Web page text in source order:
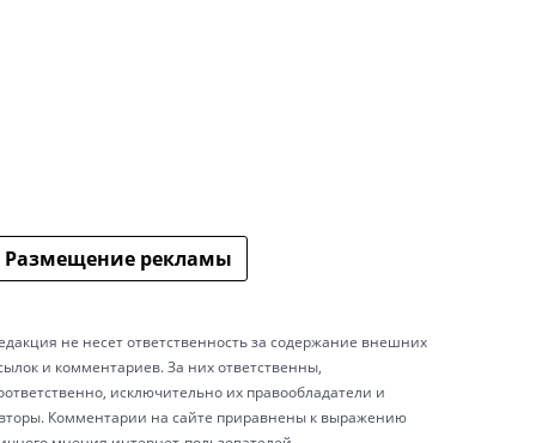
Размещение рекламы
не несет ответственность за содержание внешних
и комментариев. За них ответственны,
исключительно их правообладатели и
Комментарии на сайте приравнены к выражению